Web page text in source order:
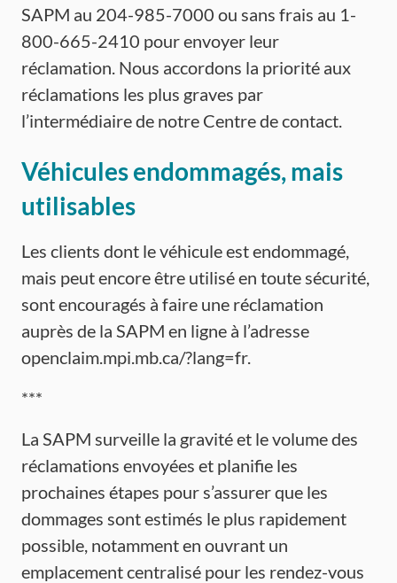
SAPM au 204-985-7000 ou sans frais au 1-
800-665-2410 pour envoyer leur
réclamation. Nous accordons la priorité aux
réclamations les plus graves par
l’intermédiaire de notre Centre de contact.
Véhicules endommagés, mais
utilisables
Les clients dont le véhicule est endommagé,
mais peut encore être utilisé en toute sécurité,
sont encouragés à faire une réclamation
auprès de la SAPM en ligne à l’adresse
openclaim.mpi.mb.ca/?lang=fr.
***
La SAPM surveille la gravité et le volume des
réclamations envoyées et planifie les
prochaines étapes pour s’assurer que les
dommages sont estimés le plus rapidement
possible, notamment en ouvrant un
emplacement centralisé pour les rendez-vous